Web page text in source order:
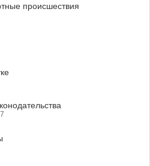
происшествия